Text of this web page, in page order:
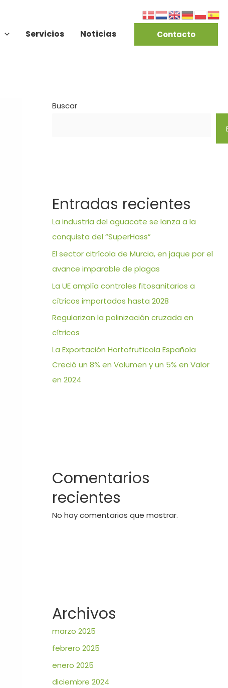
Servicios Noticias Contacto
Buscar
Entradas recientes
La industria del aguacate se lanza a la
conquista del “SuperHass”
El sector citrícola de Murcia, en jaque por el
avance imparable de plagas
La UE amplía controles fitosanitarios a
cítricos importados hasta 2028
Regularizan la polinización cruzada en
cítricos
La Exportación Hortofrutícola Española
Creció un 8% en Volumen y un 5% en Valor
en 2024
Comentarios
recientes
No hay comentarios que mostrar.
Archivos
marzo 2025
febrero 2025
enero 2025
diciembre 2024